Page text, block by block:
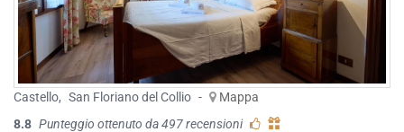
Castello, San Floriano del Collio -
Mappa
8.8 Punteggio ottenuto da 497 recensioni